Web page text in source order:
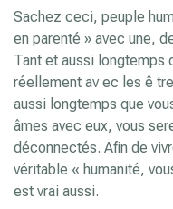
Sachez ceci, peuple
en parenté » avec une,
Tant et aussi longtemps
réellement av ec les ê
aussi longtemps que
âmes avec eux, vous
déconnectés. Afin de
véritable « humanité,
est vrai aussi.